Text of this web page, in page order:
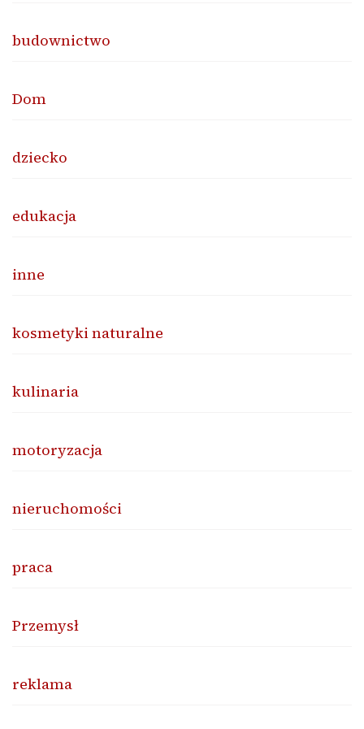
budownictwo
Dom
dziecko
edukacja
inne
kosmetyki naturalne
kulinaria
motoryzacja
nieruchomości
praca
Przemysł
reklama